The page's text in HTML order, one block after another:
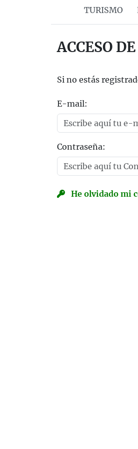
TURISMO
ACCESO
Si no estás
E-mail:
Contraseña:
He olvidado mi